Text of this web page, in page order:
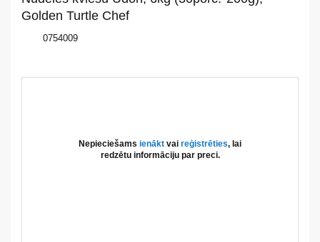
Golden Turtle Chef
0754009
Nepieciešams ienākt vai reģistrēties, lai
redzētu informāciju par preci.
Jaunumi